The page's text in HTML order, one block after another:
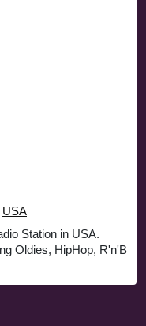
USA
Station in USA.
Oldies, HipHop, R'n'B